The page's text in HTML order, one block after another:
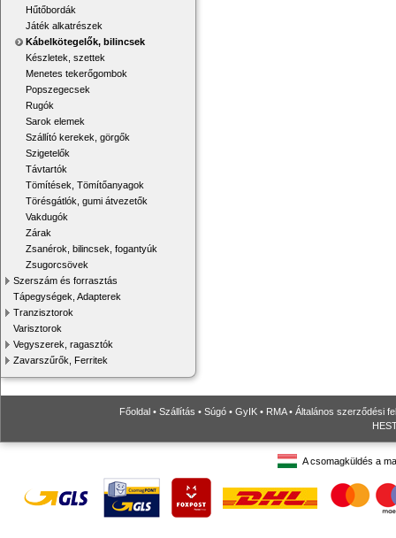
Hűtőbordák
Játék alkatrészek
Kábelkötegelők, bilincsek
Készletek, szettek
Menetes tekerőgombok
Popszegecsek
Rugók
Sarok elemek
Szállító kerekek, görgők
Szigetelők
Távtartók
Tömítések, Tömítőanyagok
Törésgátlók, gumi átvezetők
Vakdugók
Zárak
Zsanérok, bilincsek, fogantyúk
Zsugorcsövek
Szerszám és forrasztás
Tápegységek, Adapterek
Tranzisztorok
Varisztorok
Vegyszerek, ragasztók
Zavarszűrők, Ferritek
Főoldal • Szállítás • Súgó • GyIK • RMA• Általános szerződési
A csomagküldés a